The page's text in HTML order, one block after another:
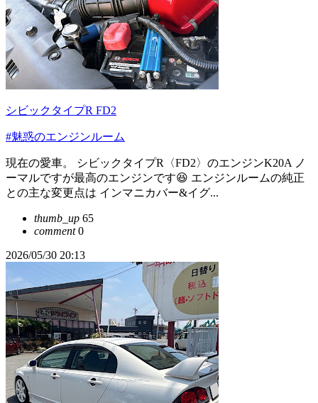
シビックタイプR FD2
#魅惑のエンジンルーム
現在の愛車。 シビックタイプR〈FD2〉のエンジンK20A ノ
ーマルですが最高のエンジンです😆 エンジンルームの純正
との主な変更点は インマニカバー&イグ...
thumb_up 65
comment0
2026/05/30 20:13